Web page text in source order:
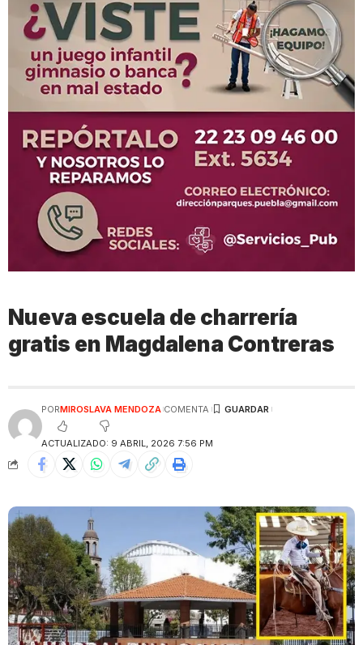
Nueva escuela de charrería
gratis en Magdalena Contreras
ACTUALIZADO: 9 ABRIL, 2026 7:56 PM
PORMIROSLAVA MENDOZA COMENTA